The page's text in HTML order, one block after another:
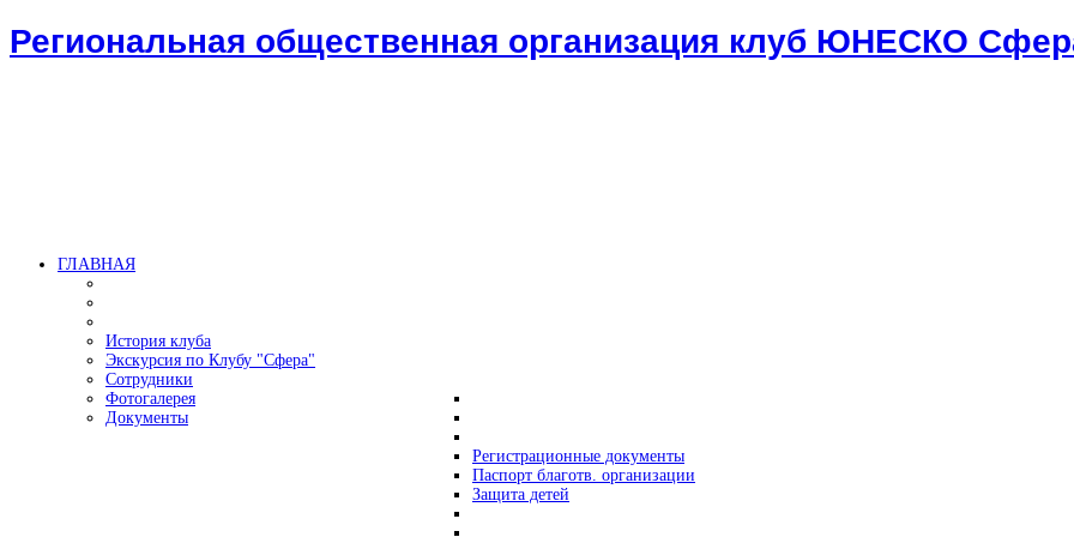
Региональная общественная организация клуб ЮНЕСКО
ГЛАВНАЯ
История клуба
Экскурсия по Клубу "Сфера"
Сотрудники
Фотогалерея
Документы
Регистрационные документы
Паспорт благотв. организации
Защита детей